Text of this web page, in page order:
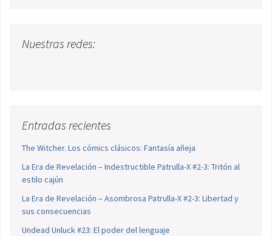
Nuestras redes:
Entradas recientes
The Witcher. Los cómics clásicos: Fantasía añeja
La Era de Revelación – Indestructible Patrulla-X #2-3: Tritón al
estilo cajún
La Era de Revelación – Asombrosa Patrulla-X #2-3: Libertad y
sus consecuencias
Undead Unluck #23: El poder del lenguaje